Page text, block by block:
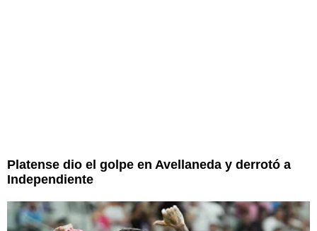
Platense dio el golpe en Avellaneda y derrotó a
Independiente